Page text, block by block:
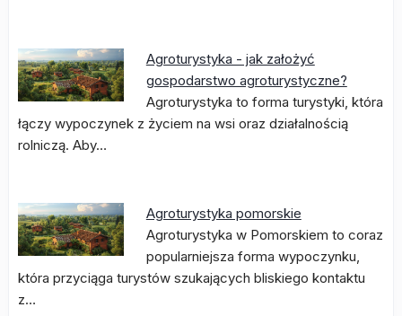
Agroturystyka - jak założyć
gospodarstwo agroturystyczne?
Agroturystyka to forma turystyki, która
łączy wypoczynek z życiem na wsi oraz działalnością
rolniczą. Aby…
Agroturystyka pomorskie
Agroturystyka w Pomorskiem to coraz
popularniejsza forma wypoczynku,
która przyciąga turystów szukających bliskiego kontaktu
z…